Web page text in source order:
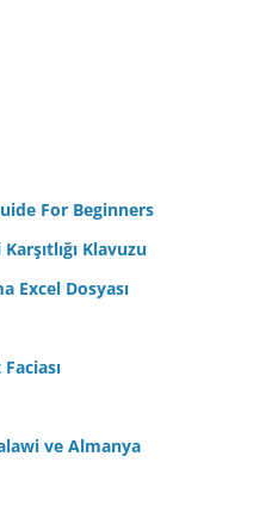
For Beginners
Klavuzu
Excel Dosyası
ve Almanya